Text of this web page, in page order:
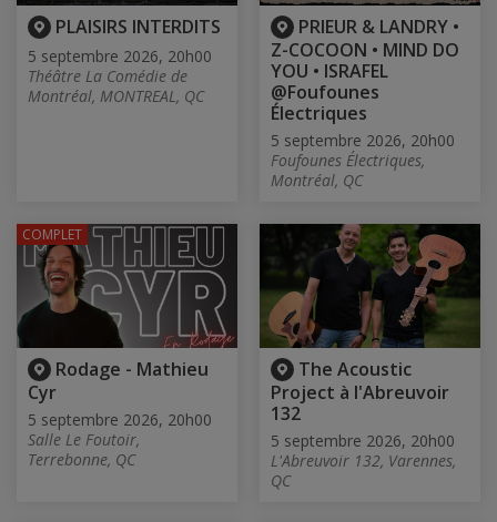
PLAISIRS INTERDITS
5 septembre 2026, 20h00
Théâtre La Comédie de
Montréal, MONTREAL, QC
PRIEUR & LANDRY •
Z-COCOON • MIND DO
YOU • ISRAFEL
@Foufounes
Électriques
5 septembre 2026, 20h00
Foufounes Électriques,
Montréal, QC
Rodage - Mathieu
Cyr
5 septembre 2026, 20h00
Salle Le Foutoir,
Terrebonne, QC
COMPLET
The Acoustic
Project à l'Abreuvoir
132
5 septembre 2026, 20h00
L'Abreuvoir 132, Varennes,
QC